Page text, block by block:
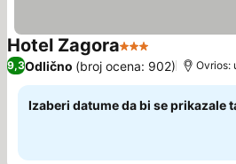
Hotel Zagora3 Zvezdice
Pogledaj
9,3Odlično (broj ocena: 902) Ovrios:
Izaberi datume da bi se prikazale